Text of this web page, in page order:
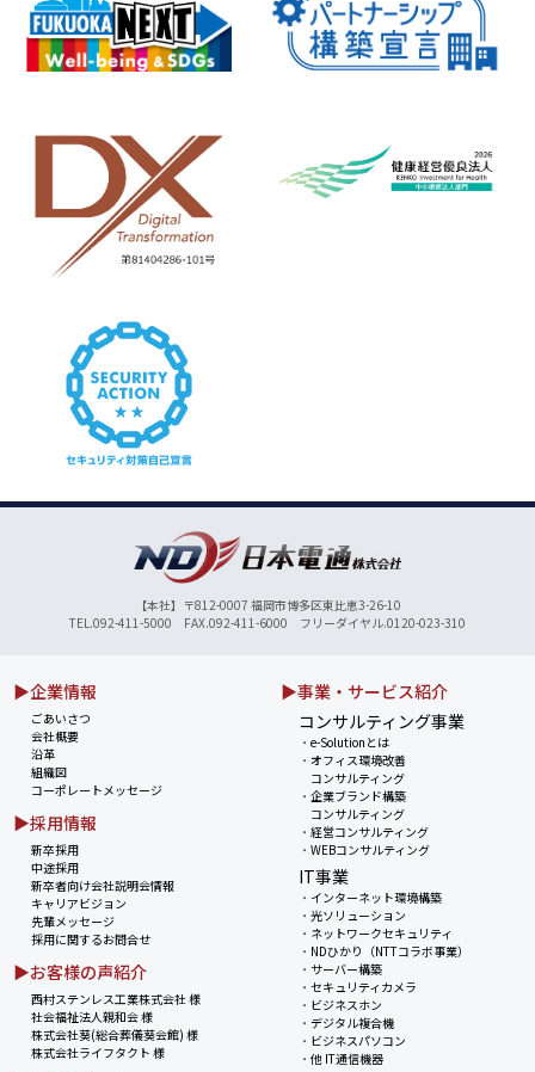
【本社】〒812-0007 福岡市博多区東比恵3-26-10
TEL.092-411-5000 FAX.092-411-6000 フリーダイヤル.0120-023-310
▶企業情報
ごあいさつ
会社概要
沿革
組織図
コーポレートメッセージ
▶採用情報
新卒採用
中途採用
新卒者向け会社説明会情報
キャリアビジョン
先輩メッセージ
採用に関するお問合せ
▶お客様の声紹介
西村ステンレス工業株式会社 様
社会福祉法人親和会 様
株式会社葵(総合葬儀葵会館) 様
株式会社ライフタクト 様
▶事業・サービス紹介
コンサルティング事業
・e-Solutionとは
・オフィス環境改善
コンサルティング
・企業ブランド構築
コンサルティング
・経営コンサルティング
・WEBコンサルティング
IT事業
・ インターネット環境構築
・光ソリューション
・ ネットワークセキュリティ
・ NDひかり（NTTコラボ事業）
・ サーバー構築
・セキュリティカメラ
・ ビジネスホン
・デジタル複合機
・ ビジネスパソコン
・他 IT通信機器